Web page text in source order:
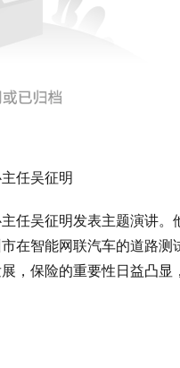
任吴征明
任吴征明发表主题演讲
在智能网联汽车的道路测
，保险的重要性日益凸